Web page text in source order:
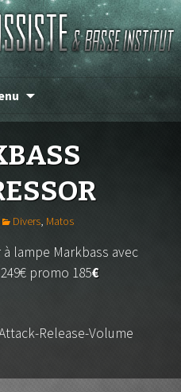
Divers, Matos
lampe Markbass avec
promo 185€
Release-Volume